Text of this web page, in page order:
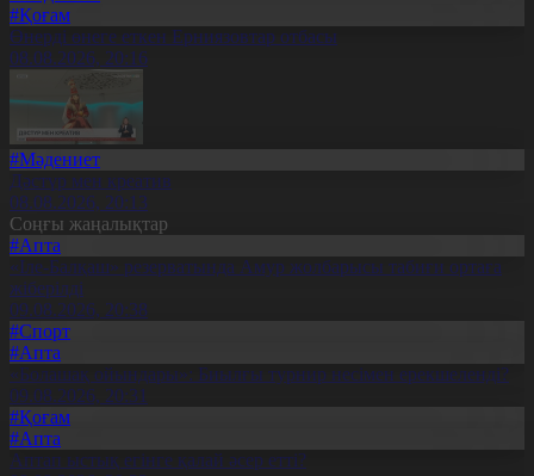
#Қоғам
Өнерді өнеге еткен Ерниязовтар отбасы
08.08.2026, 20:16
#Мәдениет
Дәстүр мен креатив
08.08.2026, 20:13
Соңғы жаңалықтар
#Апта
«Іле-Балқаш» резерватында Амур жолбарысы табиғи ортаға
жіберілді
09.08.2026, 20:38
#Спорт
#Апта
«Болашақ ойындары»: Биылғы турнир несімен ерекшеленді?
09.08.2026, 20:31
#Қоғам
#Апта
Аптап ыстық егінге қалай әсер етті?